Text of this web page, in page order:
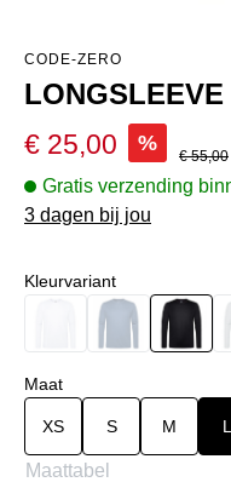
CODE-ZERO
LONGSLEEVE
Verkoopprijs:
€ 25,00 %
€ 55,00
Gratis verzending
3 dagen bij jou
Selecteer
Kleurvariant
White
(Deze optie is momenteel
Navy
(Deze optie is
Black
Selecteer
Maat
XS S M L
Maattabel